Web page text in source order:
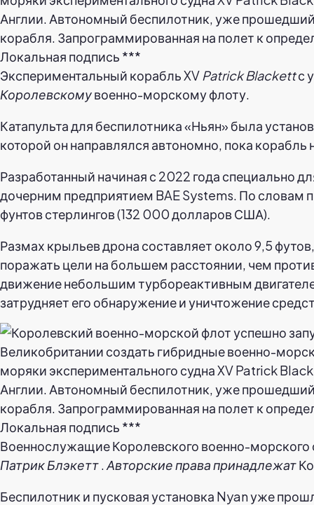
Экспериментальный корабль XV Patrick Blackettс
Королевскомувоенно-морскому флоту.
Катапульта для беспилотника «Ньян» была
которой он направлялся автономно, пока
Разработанный начиная с 2022 года специально
дочерним предприятием BAE Systems. По словам
фунтов стерлингов (132 000 долларов США).
Размах крыльев дрона составляет около 9,5
поражать цели на большем расстоянии, чем
движение небольшим турбореактивным
затрудняет его обнаружение и уничтожение
Военнослужащие Королевского военно-морского
Патрик Блэкетт Авторские права принадлежат
Беспилотник и пусковая установка Nyan уже